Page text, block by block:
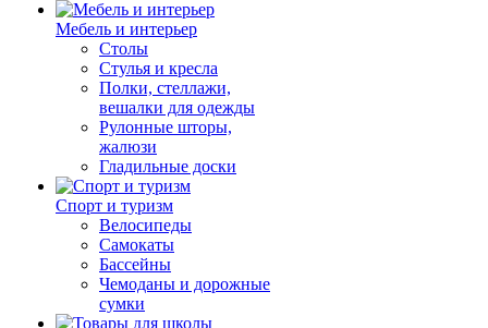
Мебель и интерьер
Столы
Стулья и кресла
Полки, стеллажи,
вешалки для одежды
Рулонные шторы,
жалюзи
Гладильные доски
Спорт и туризм
Велосипеды
Самокаты
Бассейны
Чемоданы и дорожные
сумки